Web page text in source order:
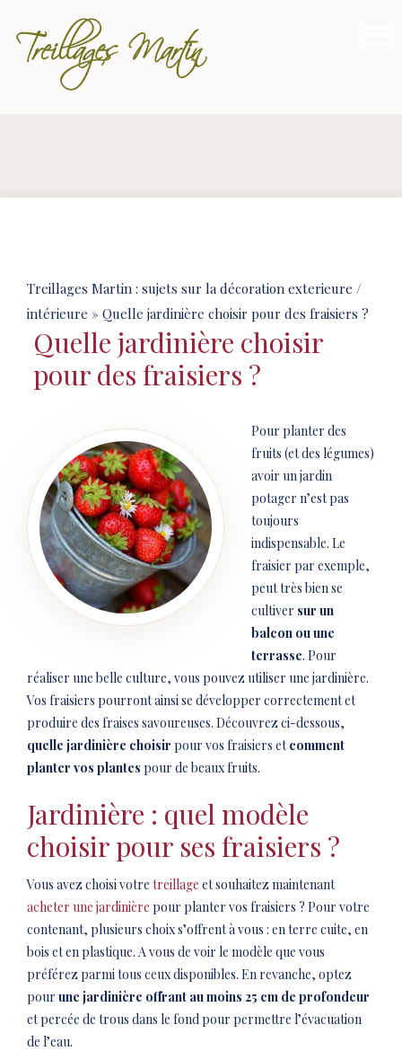
Treillages Martin : sujets sur la décoration exterieure /
intérieure » Quelle jardinière choisir pour des fraisiers ?
Quelle jardinière choisir
pour des fraisiers ?
Pour planter des
fruits (et des légumes)
avoir un jardin
potager n’est pas
toujours
indispensable. Le
fraisier par exemple,
peut très bien se
cultiver sur un
balcon ou une
terrasse. Pour
réaliser une belle culture, vous pouvez utiliser une jardinière.
Vos fraisiers pourront ainsi se développer correctement et
produire des fraises savoureuses. Découvrez ci-dessous,
quelle jardinière choisir pour vos fraisiers etcomment
planter vos plantes pour de beaux fruits.
Jardinière : quel modèle
choisir pour ses fraisiers ?
Vous avez choisi votre treillage et souhaitez maintenant
acheter une jardinière pour planter vos fraisiers ? Pour votre
contenant, plusieurs choix s’offrent à vous : en terre cuite, en
bois et en plastique. A vous de voir le modèle que vous
préférez parmi tous ceux disponibles. En revanche, optez
pour une jardinière offrant au moins 25 cm de profondeur
et percée de trous dans le fond pour permettre l’évacuation
de l’eau.